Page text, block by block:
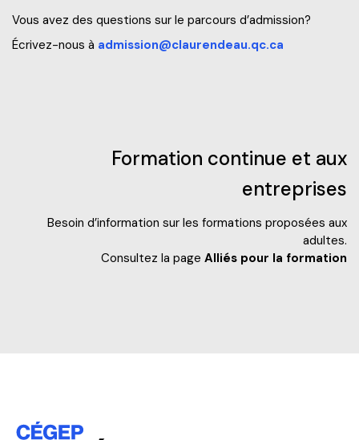
Vous avez des questions sur le parcours d’admission?
Écrivez-nous à admission@claurendeau.qc.ca
Formation continue et aux
entreprises
Besoin d’information sur les formations proposées aux
adultes.
Consultez la page Alliés pour la formation